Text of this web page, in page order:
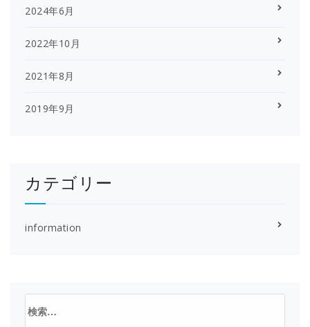
2024年6月
2022年10月
2021年8月
2019年9月
カテゴリー
information
索: